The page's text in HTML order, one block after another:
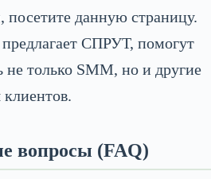
посетите данную страницу.
СПРУТ, помогут
не только SMM, но и другие
вопросы (FAQ)